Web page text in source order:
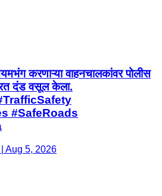
करणाऱ्या वाहनचालकांवर पोलीस
दंड वसूल केला.
#SafeRoads
Aug 5, 2026